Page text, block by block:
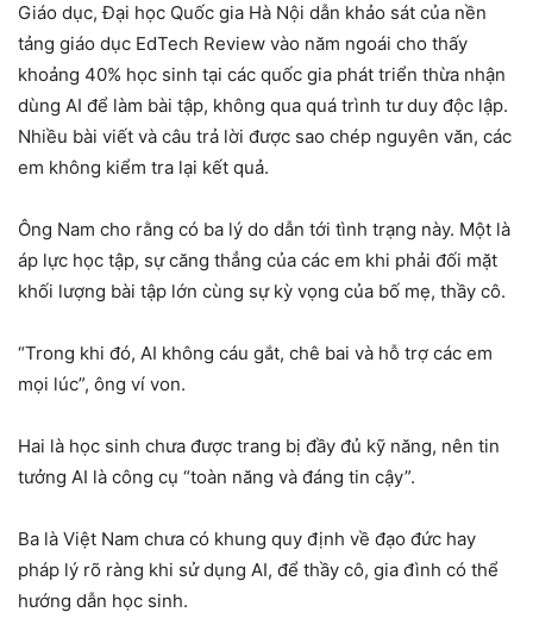
Giáo dục, Đại học Quốc gia Hà Nội dẫn khảo sát của nền
tảng giáo dục EdTech Review vào năm ngoái cho thấy
khoảng 40% học sinh tại các quốc gia phát triển thừa nhận
dùng AI để làm bài tập, không qua quá trình tư duy độc lập.
Nhiều bài viết và câu trả lời được sao chép nguyên văn, các
em không kiểm tra lại kết quả.
Ông Nam cho rằng có ba lý do dẫn tới tình trạng này. Một là
áp lực học tập, sự căng thẳng của các em khi phải đối mặt
khối lượng bài tập lớn cùng sự kỳ vọng của bố mẹ, thầy cô.
“Trong khi đó, AI không cáu gắt, chê bai và hỗ trợ các em
mọi lúc”, ông ví von.
Hai là học sinh chưa được trang bị đầy đủ kỹ năng, nên tin
tưởng AI là công cụ “toàn năng và đáng tin cậy”.
Ba là Việt Nam chưa có khung quy định về đạo đức hay
pháp lý rõ ràng khi sử dụng AI, để thầy cô, gia đình có thể
hướng dẫn học sinh.